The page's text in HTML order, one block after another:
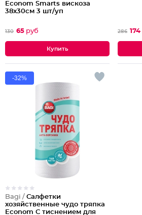
Econom Smarts вискоза
38x30см 3 шт/уп
130 65 руб 286 174
-32%
Bagi / Салфетки
хозяйственные чудо тряпка
Econom C тиснением для